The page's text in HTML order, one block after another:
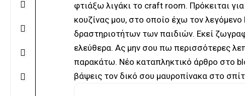
φτιάξω λιγάκι το craft room. Πρόκειται
κουζίνας μου, στο οποίο έχω τον
δραστηριοτήτων των παιδιών. Εκεί
ελεύθερα. Ας μην σου πω περισσότερες
παρακάτω. Νέο καταπληκτικό άρθρο στο
βάψεις τον δικό σου μαυροπίνακα στο